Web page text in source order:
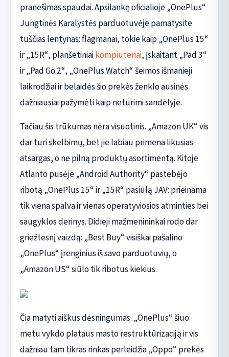
pranešimas spaudai. Apsilankę oficialioje „OnePlus“
Jungtinės Karalystės parduotuvėje pamatysite
tuščias lentynas: flagmanai, tokie kaip „OnePlus 15“
ir „15R“, planšetiniaikompiuteriai, įskaitant „Pad 3“
ir „Pad Go 2“, „OnePlus Watch“ šeimos išmanieji
laikrodžiai ir belaidės šio prekės ženklo ausinės
dažniausiai pažymėti kaip neturimi sandėlyje.
Tačiau šis trūkumas nėra visuotinis. „Amazon UK“ vis
dar turi skelbimų, bet jie labiau primena likusias
atsargas, o ne pilną produktų asortimentą. Kitoje
Atlanto pusėje „Android Authority“ pastebėjo
ribotą „OnePlus 15“ ir „15R“ pasiūlą JAV: prieinama
tik viena spalva ir vienas operatyviosios atminties bei
saugyklos derinys. Didieji mažmenininkai rodo dar
griežtesnį vaizdą: „Best Buy“ visiškai pašalino
„OnePlus“ įrenginius iš savo parduotuvių, o
„Amazon US“ siūlo tik ribotus kiekius.
Čia matyti aiškus dėsningumas. „OnePlus“ šiuo
metu vykdo plataus masto restruktūrizaciją ir vis
dažniau tam tikras rinkas perleidžia „Oppo“ prekės